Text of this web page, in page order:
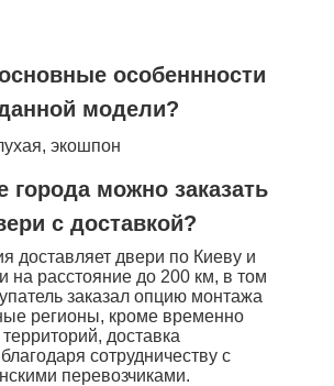
основные особеннности
модели?
экошпон
города можно заказать
с доставкой?
доставляет двери по Киеву и
на расстояние до 200 км, в том
заказал опцию монтажа
регионы, кроме временно
доставка
сотрудничеству с
перевозчиками.